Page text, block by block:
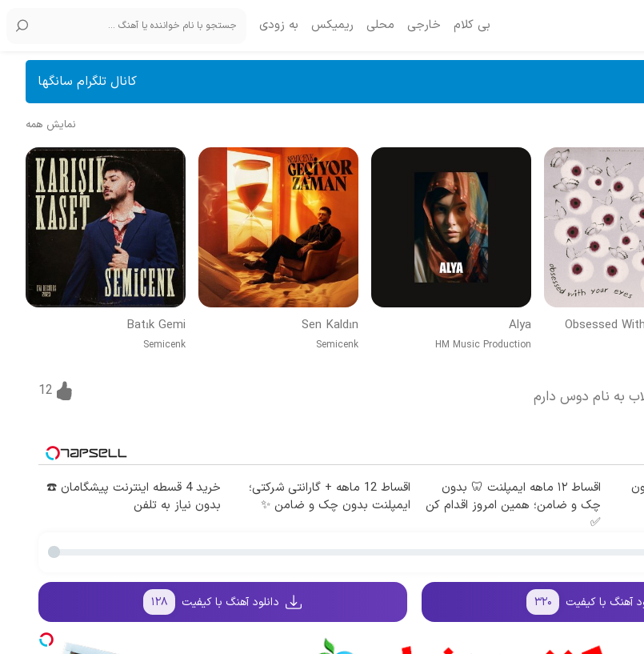
بی کلام خارجی محلی ریمیکس به زودی
کانال تلگرام سانگها
نمایش همه
Obsessed
Alya
HM Music Production
Sen Kaldın
Semicenk
Batık Gemi
Semicenk
به نام دوس دارم 12
اقساط ۱۲ ماهه ایمپلنت 🦷 بدون
چک و ضامن؛ همین امروز اقدام کن
✅
اقساط 12 ماهه + گارانتی شرکتی؛
ایمپلنت بدون چک و ضامن ✨
خرید 4 قسطه اینترنت پیشگامان ☎️
بدون نیاز به تلفن
آهنگ با کیفیت ۳۲۰ دانلود آهنگ با کیفیت ۱۲۸